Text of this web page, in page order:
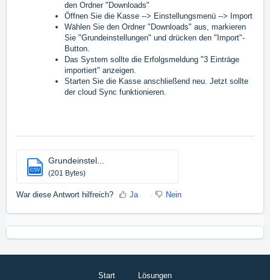
den Ordner "Downloads"
Öffnen Sie die Kasse --> Einstellungsmenü --> Import
Wählen Sie den Ordner "Downloads" aus, markieren
Sie "Grundeinstellungen" und drücken den "Import"-
Button.
Das System sollte die Erfolgsmeldung "3 Einträge
importiert" anzeigen.
Starten Sie die Kasse anschließend neu. Jetzt sollte
der cloud Sync funktionieren.
CSV
Grundeinstel...
(201 Bytes)
War diese Antwort hilfreich? Ja Nein
Start Lösungen